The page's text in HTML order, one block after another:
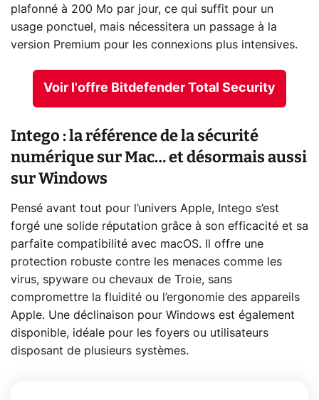
plafonné à 200 Mo par jour, ce qui suffit pour un
usage ponctuel, mais nécessitera un passage à la
version Premium pour les connexions plus intensives.
Voir l'offre Bitdefender Total Security
Intego : la référence de la sécurité
numérique sur Mac… et désormais aussi
sur Windows
Pensé avant tout pour l’univers Apple, Intego s’est
forgé une solide réputation grâce à son efficacité et sa
parfaite compatibilité avec macOS. Il offre une
protection robuste contre les menaces comme les
virus, spyware ou chevaux de Troie, sans
compromettre la fluidité ou l’ergonomie des appareils
Apple. Une déclinaison pour Windows est également
disponible, idéale pour les foyers ou utilisateurs
disposant de plusieurs systèmes.